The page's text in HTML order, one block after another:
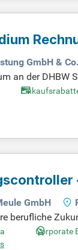
GmbH &
an der DHBW
faires Gehalt.
GmbH
berufliche
zu
Sie die
Corporate